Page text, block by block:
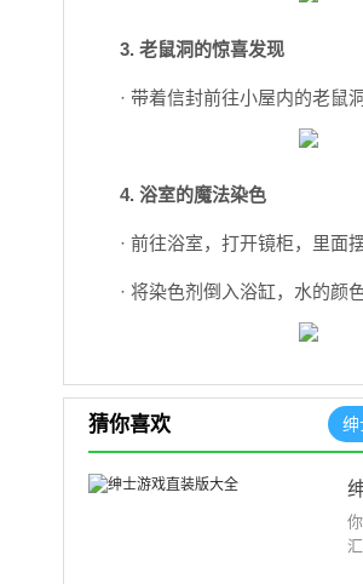
3. 老鼠洞的惊喜发现
· 带着信封前往小屋内的老鼠
4. 浴室的魔法染色
· 前往浴室，打开镜柜，里面
· 将染色剂倒入浴缸，水的颜
猜你喜欢 绅